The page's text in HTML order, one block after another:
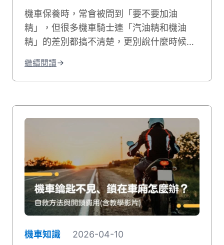
機車保養時，常會被問到「要不要加油
精」，但很多機車騎士連「汽油精和機油
精」的差別都搞不清楚，更別說什麼時候該
精的作用、汽油精與機油精的功能差異、適
合使用的車況，以及正確的添加頻率和方
繼續閱讀
機車知識 2026-04-10